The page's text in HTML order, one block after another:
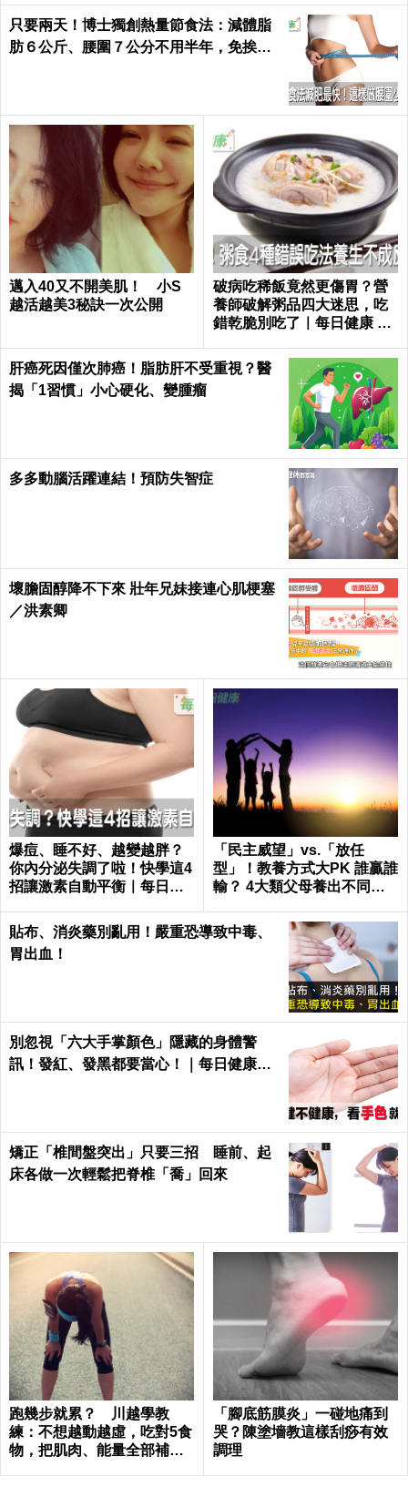
只要兩天！博士獨創熱量節食法：減體脂
肪６公斤、腰圍７公分不用半年，免挨餓
邁入40又不開美肌！ 小S
越活越美3秘訣一次公開
破病吃稀飯竟然更傷胃？營
養師破解粥品四大迷思，吃
錯乾脆別吃了｜每日健康 He
肝癌死因僅次肺癌！脂肪肝不受重視？醫
揭「1習慣」小心硬化、變腫瘤
多多動腦活躍連結！預防失智症
壞膽固醇降不下來 壯年兄妹接連心肌梗塞
／洪素卿
爆痘、睡不好、越變越胖？
你內分泌失調了啦！快學這4
招讓激素自動平衡｜每日健
「民主威望」vs.「放任
型」！教養方式大PK 誰贏誰
輸？ 4大類父母養出不同性
貼布、消炎藥別亂用！嚴重恐導致中毒、
胃出血！
別忽視「六大手掌顏色」隱藏的身體警
訊！發紅、發黑都要當心！｜每日健康He
矯正「椎間盤突出」只要三招 睡前、起
床各做一次輕鬆把脊椎「喬」回來
跑幾步就累？ 川越學教
練：不想越動越虛，吃對5食
物，把肌肉、能量全部補回
「腳底筋膜炎」一碰地痛到
哭？陳塗墻教這樣刮痧有效
調理